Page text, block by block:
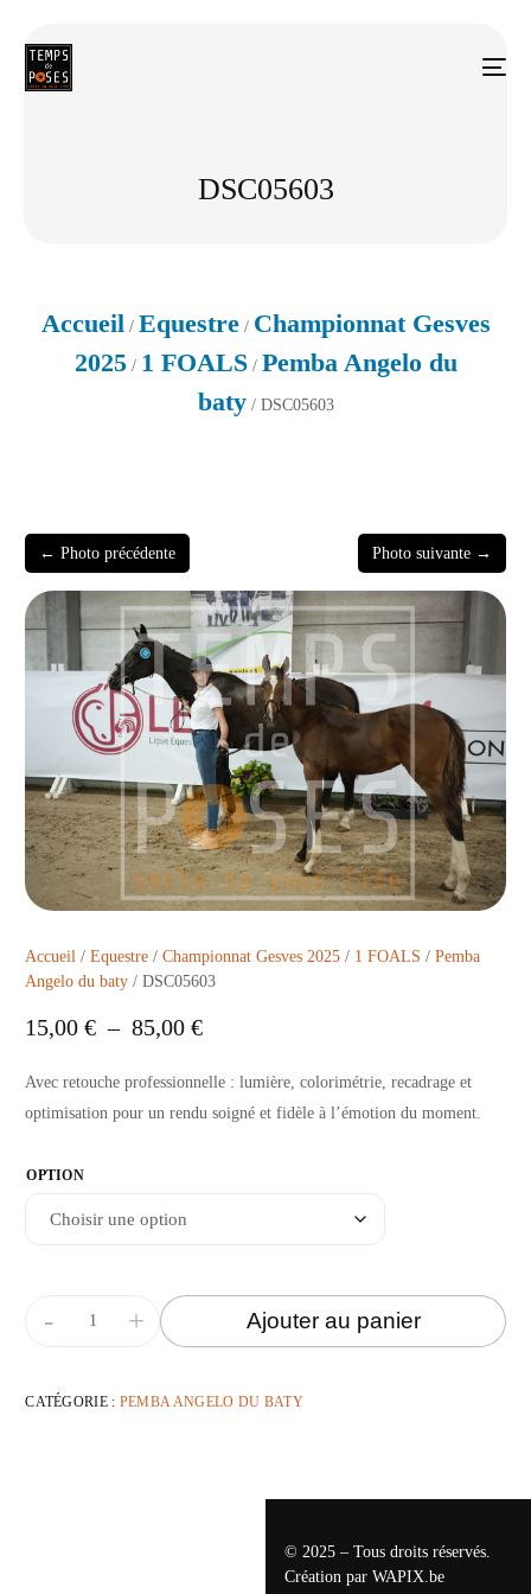
DSC05603
Accueil / Equestre/ Championnat Gesves
2025/ 1 FOALS/ Pemba Angelo du
baty/ DSC05603
← Photo précédente Photo suivante →
Accueil /Equestre /Championnat Gesves 2025 / 1 FOALS /Pemba
Angelo du baty / DSC05603
15,00€ – 85,00€
Avec retouche professionnelle : lumière, colorimétrie, recadrage et
optimisation pour un rendu soigné et fidèle à l’émotion du moment.
OPTION
+
- Ajouter au panier
CATÉGORIE : PEMBA ANGELO DU BATY
© 2025 – Tous droits réservés.
Création par WAPIX.be